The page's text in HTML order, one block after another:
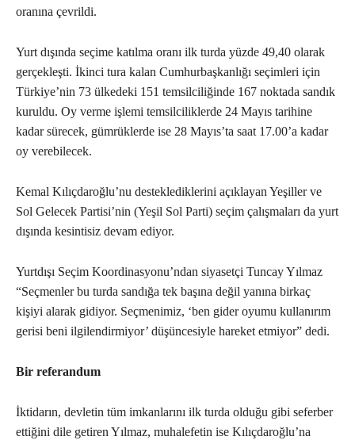
oranına çevrildi.
Yurt dışında seçime katılma oranı ilk turda yüzde 49,40 olarak
gerçekleşti. İkinci tura kalan Cumhurbaşkanlığı seçimleri için
Türkiye’nin 73 ülkedeki 151 temsilciliğinde 167 noktada sandık
kuruldu. Oy verme işlemi temsilciliklerde 24 Mayıs tarihine
kadar sürecek, gümrüklerde ise 28 Mayıs’ta saat 17.00’a kadar
oy verebilecek.
Kemal Kılıçdaroğlu’nu desteklediklerini açıklayan Yeşiller ve
Sol Gelecek Partisi’nin (Yeşil Sol Parti) seçim çalışmaları da yurt
dışında kesintisiz devam ediyor.
Yurtdışı Seçim Koordinasyonu’ndan siyasetçi Tuncay Yılmaz
“Seçmenler bu turda sandığa tek başına değil yanına birkaç
kişiyi alarak gidiyor. Seçmenimiz, ‘ben gider oyumu kullanırım
gerisi beni ilgilendirmiyor’ düşüncesiyle hareket etmiyor” dedi.
Bir referandum
İktidarın, devletin tüm imkanlarını ilk turda olduğu gibi seferber
ettiğini dile getiren Yılmaz, muhalefetin ise Kılıçdaroğlu’na